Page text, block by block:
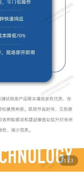
1 / 3